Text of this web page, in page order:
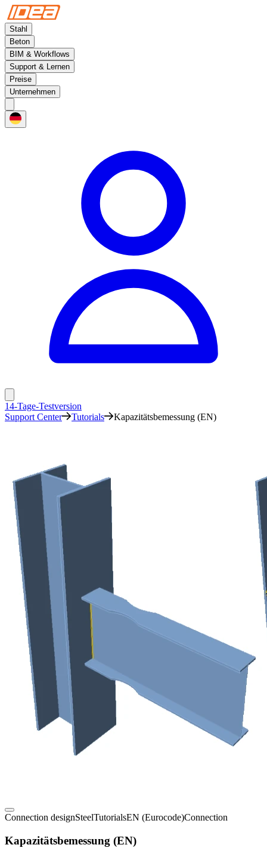
Stahl
Beton
BIM & Workflows
Support & Lernen
Preise
Unternehmen
14-Tage-Testversion
Support Center
Tutorials Kapazitätsbemessung (EN)
Connection designSteelTutorialsEN (Eurocode)Connection
Kapazitätsbemessung (EN)